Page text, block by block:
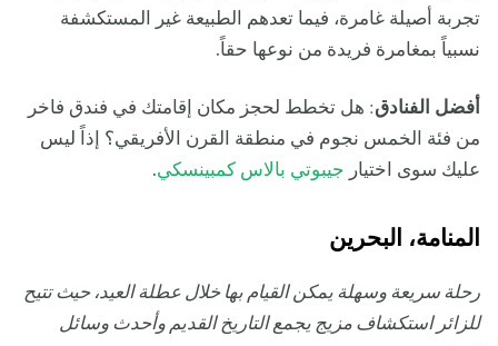
تجربة أصيلة غامرة، فيما تعدهم الطبيعة غير المستكشفة
نسبياً بمغامرة فريدة من نوعها حقاً.
أفضل الفنادق: هل تخطط لحجز مكان إقامتك في فندق فاخر
من فئة الخمس نجوم في منطقة القرن الأفريقي؟ إذاً ليس
عليك سوى اختيار جيبوتي بالاس كمبينسكي.
المنامة، البحرين
رحلة سريعة وسهلة يمكن القيام بها خلال عطلة العيد، حيث تتيح
للزائر استكشاف مزيج يجمع التاريخ القديم وأحدث وسائل